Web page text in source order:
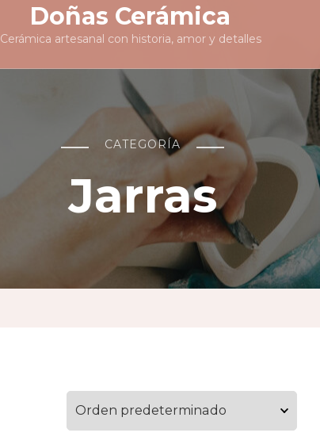
Doñas Cerámica
Cerámica artesanal con historia, amor y detalles
CATEGORÍA
Jarras